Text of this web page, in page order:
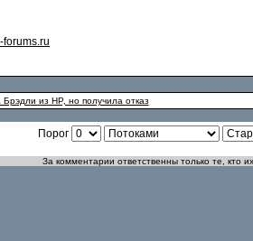
forums.ru
из HP, но получила отказ
Порог
За комментарии ответственны только те, кто